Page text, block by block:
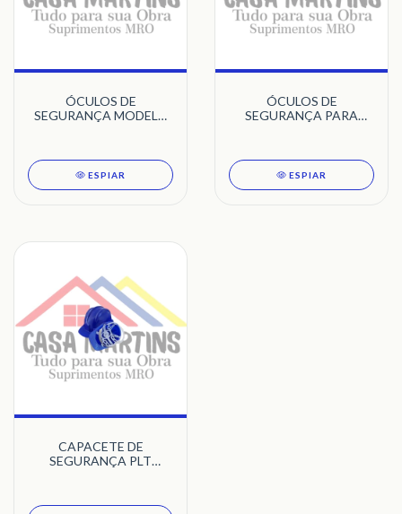
ÓCULOS DE
SEGURANÇA MODELO
ESPIAR
ÓCULOS DE
SEGURANÇA PARA
ESPIAR
CAPACETE DE
SEGURANÇA PLT